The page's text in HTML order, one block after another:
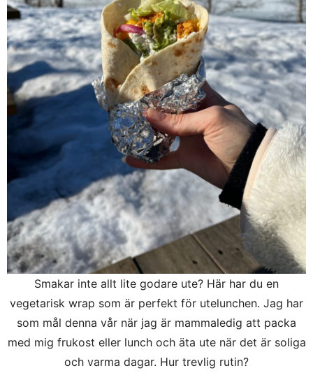
Smakar inte allt lite godare ute? Här har du en
vegetarisk wrap som är perfekt för utelunchen. Jag har
som mål denna vår när jag är mammaledig att packa
med mig frukost eller lunch och äta ute när det är soliga
och varma dagar. Hur trevlig rutin?